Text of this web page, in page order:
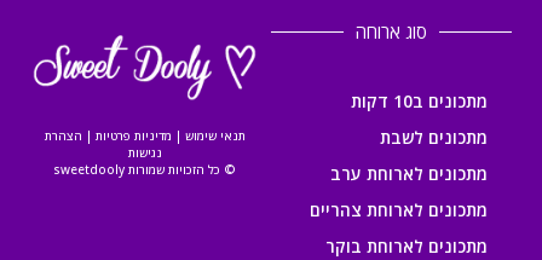
סוג ארוחה
מתכונים ב10 דקות
מתכונים לשבת
מתכונים לארוחת ערב
מתכונים לארוחת צהריים
מתכונים לארוחת בוקר
תנאי שימוש | מדיניות פרטיות | הצהרת
נגישות
© כל הזכויות שמורות sweetdooly